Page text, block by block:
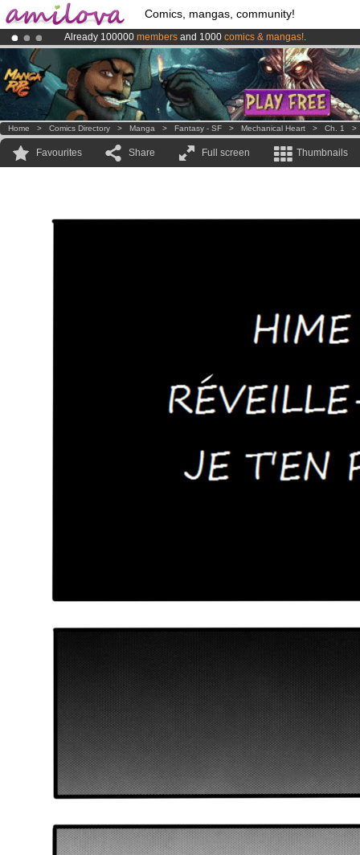
Comics, mangas, community!
Already 100000 members and 1000 comics & mangas!.
Premium membership from3.95 eurosper month !Get membership
AmilovaKickstarter is now LIVE!.
Home > Comics Directory > Manga > Fantasy - SF > Mechanical Heart > Ch. 1
Favourites Share Full screen Thumbnails